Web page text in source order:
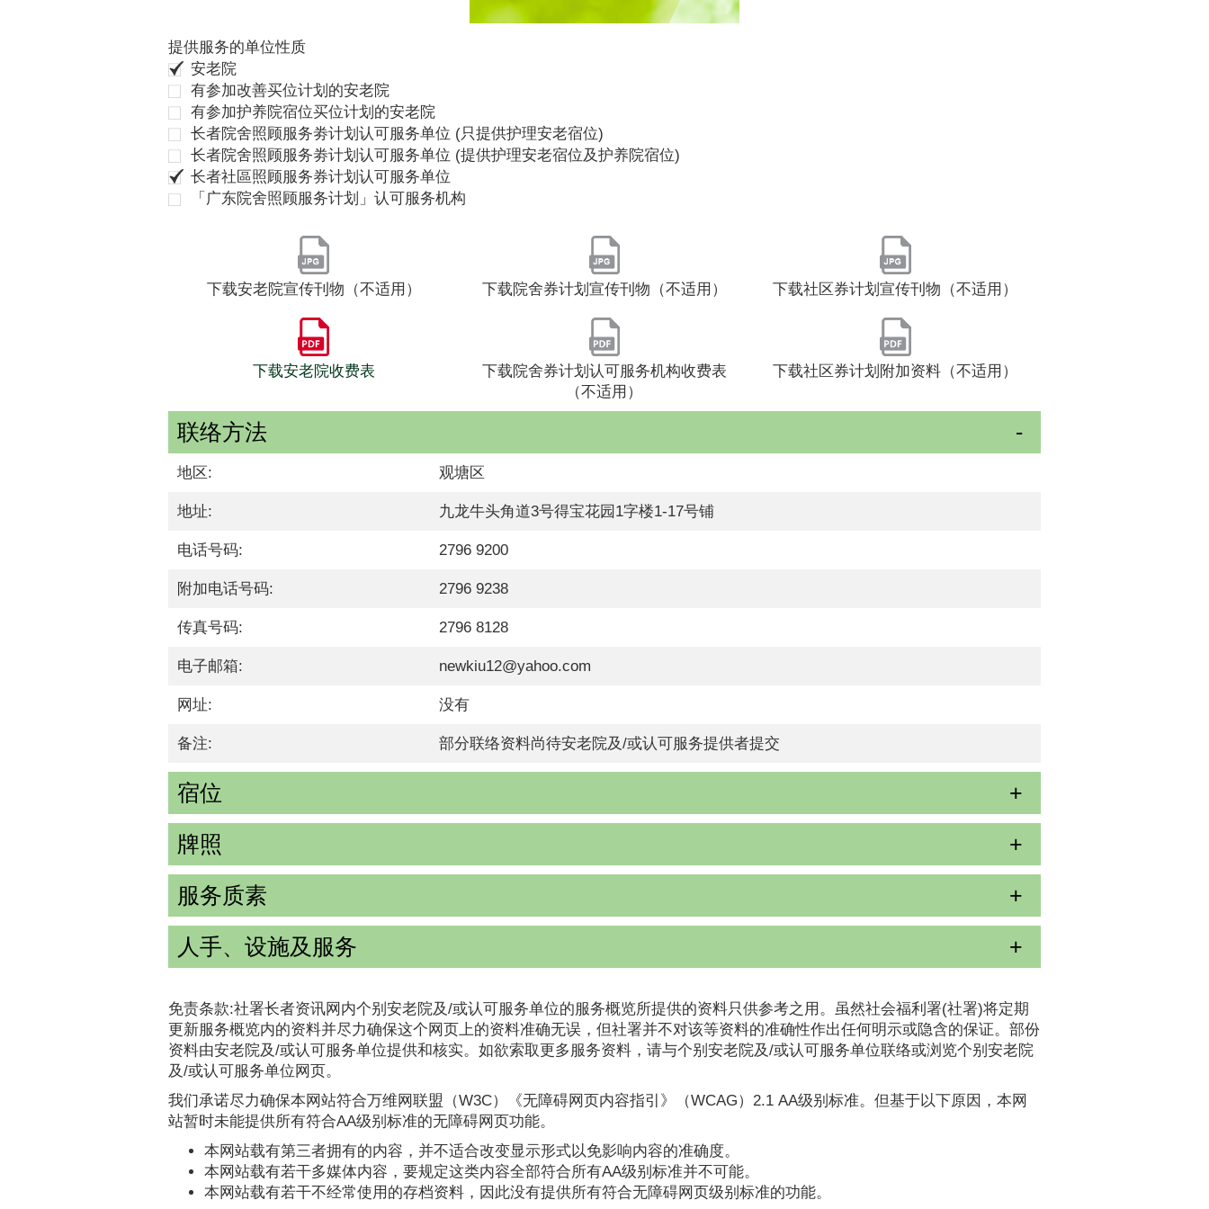
提供服务的单位性质
安老院
有参加改善买位计划的安老院
有参加护养院宿位买位计划的安老院
长者院舍照顾服务劵计划认可服务单位 (只提供护理安老宿位)
长者院舍照顾服务劵计划认可服务单位 (提供护理安老宿位及护养院宿位)
长者社區照顾服务券计划认可服务单位
「广东院舍照顾服务计划」认可服务机构
下载安老院宣传刊物（不适用） 下载院舍券计划宣传刊物（不适用） 下载社区券计划宣传刊物（不适用）
下载安老院收费表
下载院舍券计划认可服务机构收费表
（不适用）
下载社区券计划附加资料（不适用）
联络方法
地区: 观塘区
地址: 九龙牛头角道3号得宝花园1字楼1-17号铺
电话号码: 2796 9200
附加电话号码: 2796 9238
传真号码: 2796 8128
电子邮箱: newkiu12@yahoo.com
网址: 没有
备注: 部分联络资料尚待安老院及/或认可服务提供者提交
宿位
牌照
服务质素
人手、设施及服务
免责条款:社署长者资讯网内个别安老院及/或认可服务单位的服务概览所提供的资料只供参考之用。虽然社会福利署(社署)将定期
更新服务概览内的资料并尽力确保这个网页上的资料准确无误，但社署并不对该等资料的准确性作出任何明示或隐含的保证。部份
资料由安老院及/或认可服务单位提供和核实。如欲索取更多服务资料，请与个别安老院及/或认可服务单位联络或浏览个别安老院
及/或认可服务单位网页。
我们承诺尽力确保本网站符合万维网联盟（W3C）《无障碍网页内容指引》（WCAG）2.1 AA级别标准。但基于以下原因，本网
站暂时未能提供所有符合AA级别标准的无障碍网页功能。
本网站载有第三者拥有的内容，并不适合改变显示形式以免影响内容的准确度。
本网站载有若干多媒体内容，要规定这类内容全部符合所有AA级别标准并不可能。
本网站载有若干不经常使用的存档资料，因此没有提供所有符合无障碍网页级别标准的功能。